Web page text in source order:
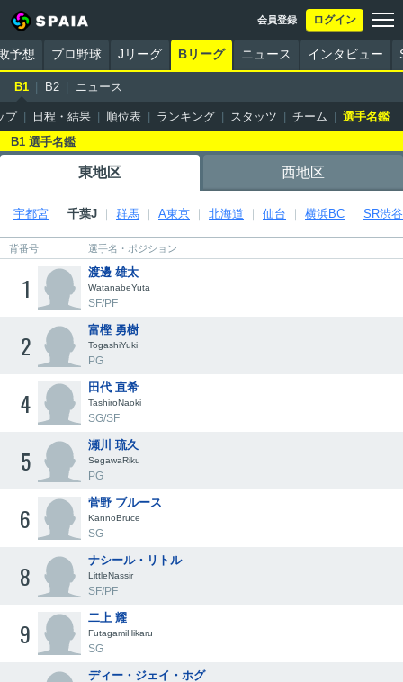
予想 プロ野球 Jリーグ Bリーグ ニュース インタビュー
会員登録 ログイン
B1 B2 ニュース
プ 日程・結果 順位表 ランキング スタッツ チーム
選手名鑑
B1 選手名鑑
東地区 西地区
宇都宮 千葉J 群馬 A東京 北海道 仙台 横浜BC SR渋谷
背番号 選手名・ポジション
1 渡邊 雄太
WatanabeYuta
SF/PF
2 富樫 勇樹
TogashiYuki
PG
4 田代 直希
TashiroNaoki
SG/SF
5 瀬川 琉久
SegawaRiku
PG
6 菅野 ブルース
KannoBruce
SG
8 ナシール・リトル
LittleNassir
SF/PF
9 二上 耀
FutagamiHikaru
SG
ディー・ジェイ・ホグ